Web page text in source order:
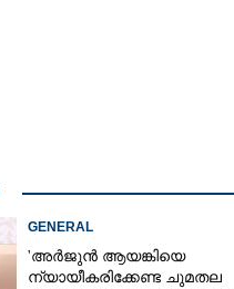
GENERAL
'അർജുൻ ആയങ്കിയെ
ന്യായീകരിക്കേണ്ട ചുമതല